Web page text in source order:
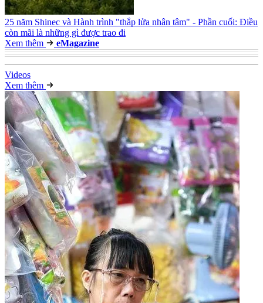
25 năm Shinec và Hành trình "thắp lửa nhân tâm" - Phần cuối: Điều
còn mãi là những gì được trao đi
Xem thêm
eMagazine
Videos
Xem thêm